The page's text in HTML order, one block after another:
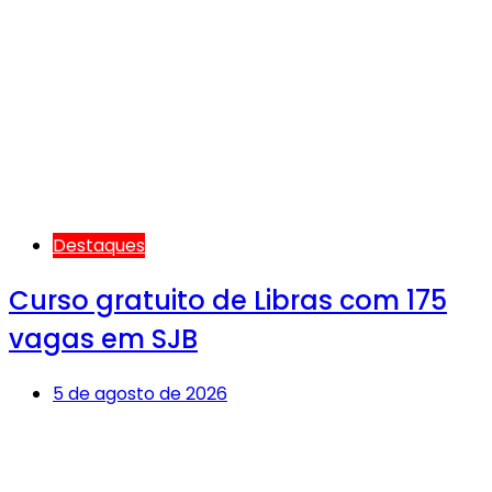
Destaques
Curso gratuito de Libras com 175
vagas em SJB
5 de agosto de 2026